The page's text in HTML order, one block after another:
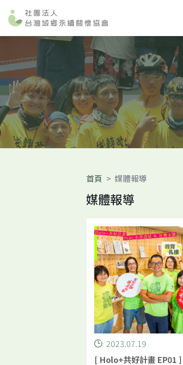
首頁 媒體報導
媒體報導
2023.07.19
[ Holo+共好計畫 EP01